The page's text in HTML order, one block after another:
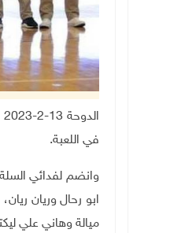
في اللعبة.
وانضم لفدائي
ابو رحال وريان
ميالة وهاني علي